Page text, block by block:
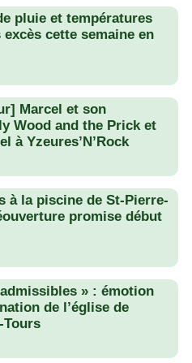
pluie et températures
cette semaine en
Marcel et son
Wood and the Prick et
à Yzeures’N’Rock
à la piscine de St-Pierre-
promise début
» : émotion
de l’église de
Tours